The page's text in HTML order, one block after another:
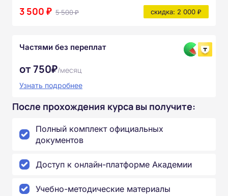
3 500 ₽ 5 500 ₽ скидка: 2 000 ₽
Частями без переплат
от 750₽/месяц
Узнать подробнее
После прохождения курса вы получите:
Полный комплект официальных
документов
Доступ к онлайн-платформе Академии
Учебно-методические материалы